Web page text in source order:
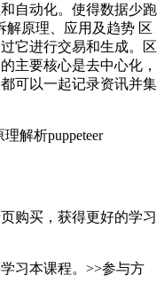
自动化。使得数据少跑
解原理、应用及趋势 区
它进行交易和生成。区
主要核心是去中心化，
可以一起记录资讯并集
购买，获得更好的学习
习本课程。>>参与方